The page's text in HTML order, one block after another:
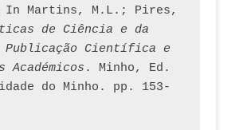
Martins, M.L.; Pires,
de Ciência e da
Publicação Científica e
Académicos . Minho, Ed.
do Minho. pp. 153-